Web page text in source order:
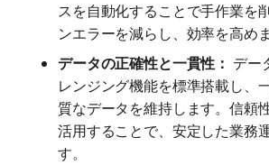
スを自動化することで手作業を
ンエラーを減らし、効率を高めま
データの正確性と一貫性： デー
レンジング機能を標準搭載し、
質なデータを維持します。信頼
活用することで、安定した業務
す。